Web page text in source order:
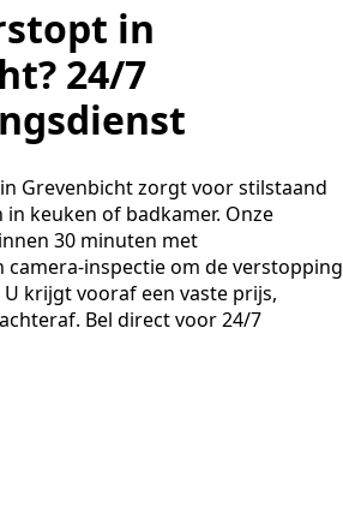
in
24/7
Grevenbicht zorgt voor stilstaand
keuken of badkamer. Onze
30 minuten met
inspectie om de verstopping
krijgt vooraf een vaste prijs,
Bel direct voor 24/7